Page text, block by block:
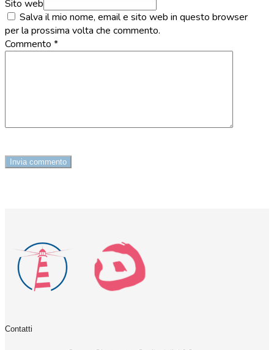
Sito web
Salva il mio nome, email e sito web in questo browser
per la prossima volta che commento.
Commento *
Contatti